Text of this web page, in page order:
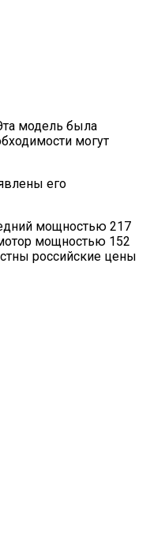
модель была
могут
его
мощностью 217
мощностью 152
российские цены